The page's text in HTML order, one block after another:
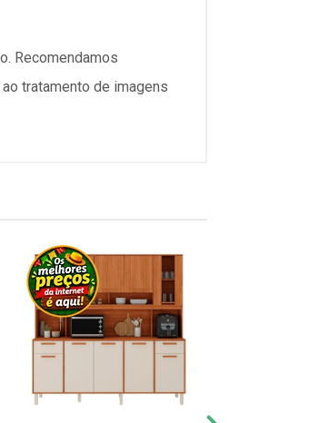
Recomendamos
tratamento de imagens